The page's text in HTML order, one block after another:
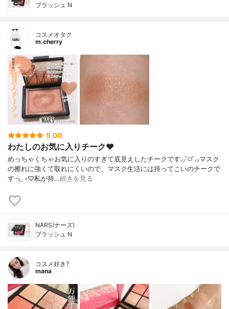
ブラッシュ N
コスメオタク
m.cherry
5.00
わたしのお気に入りチーク‪‪❤︎‬
めっちゃくちゃお気に入りのすぎて底見えしたチークです⸝⸝ ᷇࿀ ᷆⸝⸝マスク
の擦れに強くて取れにくいので、マスク生活には持ってこいのチークで
すっ ̫ ‹♡私が持…続きを見る
NARS(ナーズ)
ブラッシュ N
コスメ好き?
mana